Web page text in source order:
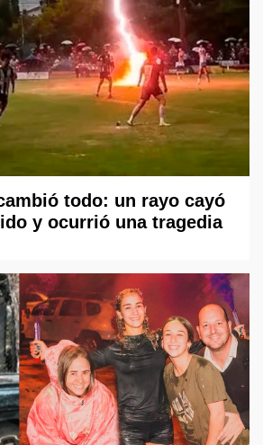
todo: un rayo cayó
y ocurrió una tragedia